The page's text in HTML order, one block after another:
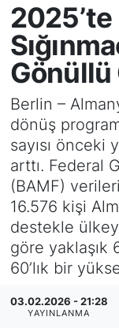
2025’te
Gönüllü
Berlin –
dönüş
sayısı önceki
arttı. Federal
(BAMF)
16.576 kişi
destekle
göre yaklaşık
60’lık bir
03.02.2026 - 21:28
YAYINLANMA
HAMBURG
SPOR
DEUTSCH
EKONOMİ
SİYASET
SAĞLIK
Puan
Tüm
Son
Haber